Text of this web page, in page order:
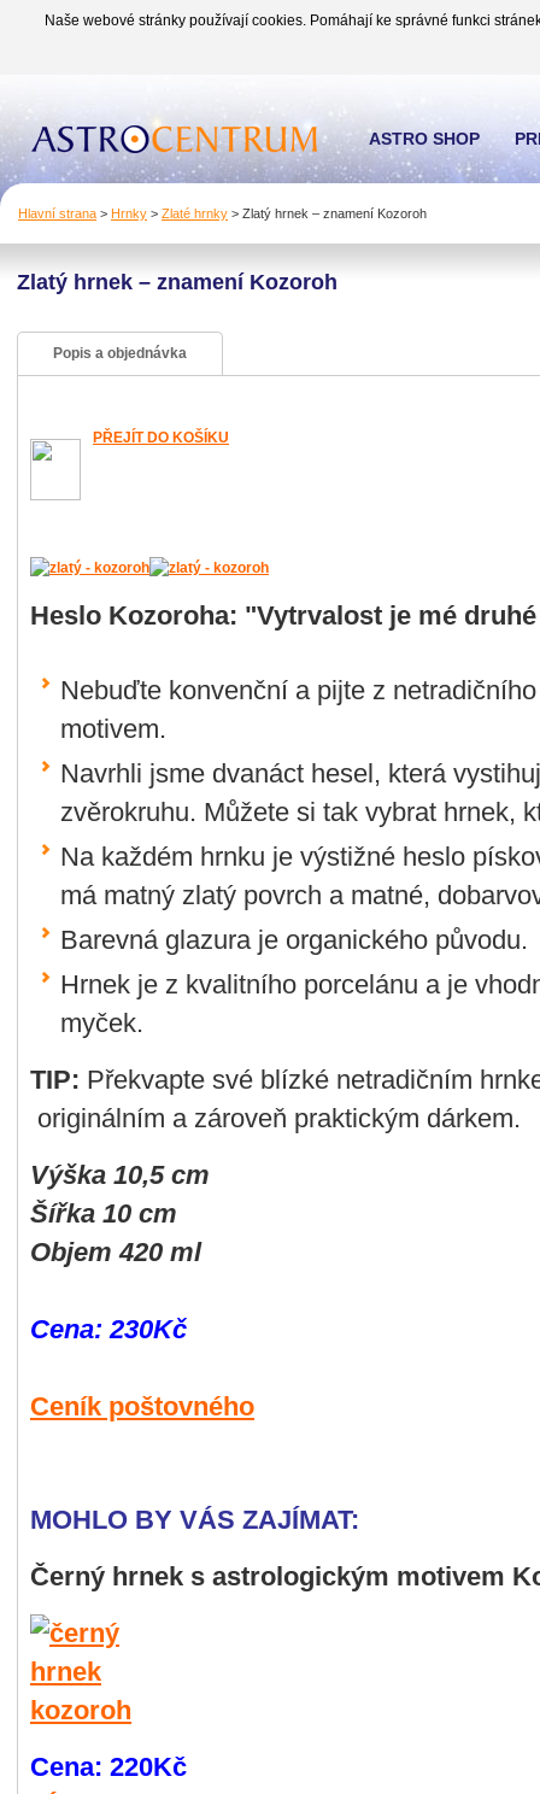
Naše webové stránky používají cookies. Pomáhají ke správné funkci
Hlavní strana > Hrnky > Zlaté hrnky > Zlatý hrnek – znamení Kozoroh
Zlatý hrnek – znamení Kozoroh
Popis a objednávka
PŘEJÍT DO KOŠÍKU
Heslo Kozoroha: "Vytrvalost je mé
Nebuďte konvenční a pijte z
motivem.
Navrhli jsme dvanáct hesel, která
zvěrokruhu. Můžete si tak vybrat hrnek,
Na každém hrnku je výstižné heslo
má matný zlatý povrch a matné,
Barevná glazura je organického původu.
Hrnek je z kvalitního porcelánu a je
myček.
TIP: Překvapte své blízké netradičním
originálním a zároveň praktickým dárkem.
Výška 10,5 cm
Šířka 10 cm
Objem 420 ml
Cena:230Kč
Ceník poštovného
MOHLO BY VÁS ZAJÍMAT:
Černý hrnek s astrologickým motivem
Cena: 220Kč
ASTRO SHOP